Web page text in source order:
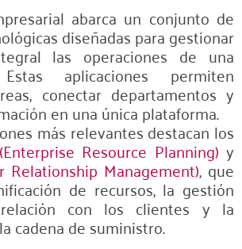
abarca un conjunto de
diseñadas para gestionar
las operaciones de una
Estas aplicaciones permiten
conectar departamentos y
en una única plataforma.
más relevantes destacan los
Resource Planning) y
Relationship Management), que
de recursos, la gestión
con los clientes y la
cadena de suministro.